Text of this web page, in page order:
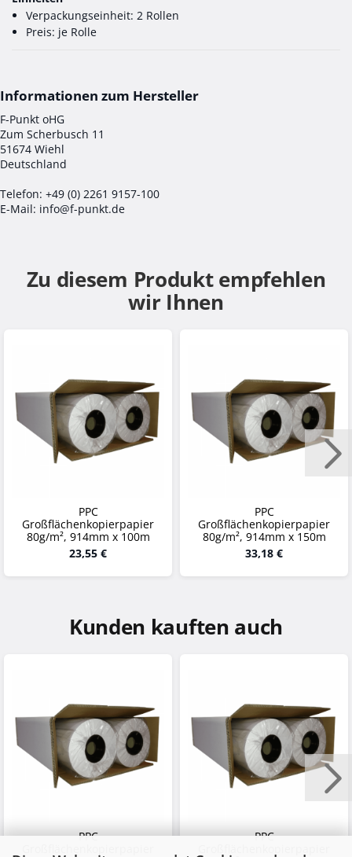
Verpackungseinheit: 2 Rollen
Preis: je Rolle
F-Punkt oHG
Zum Scherbusch 11
51674 Wiehl
Deutschland
Telefon: +49 (0) 2261 9157-100
E-Mail: info@f-punkt.de
Zu diesem Produkt empfehlen
wir Ihnen
PPC
Großflächenkopierpapier
80g/m², 914mm x 100m
23,55 €
PPC
Großflächenkopierpapier
80g/m², 914mm x 150m
33,18 €
Kunden kauften auch
PPC
PPC